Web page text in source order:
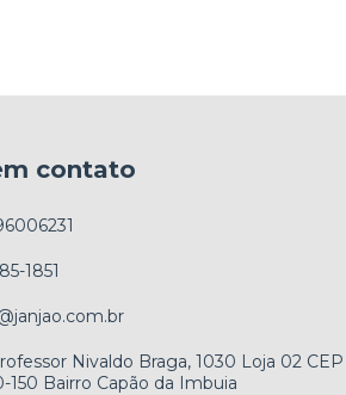
contato
1851
Nivaldo Braga, 1030 Loja 02 CEP
150 Bairro Capão da Imbuia